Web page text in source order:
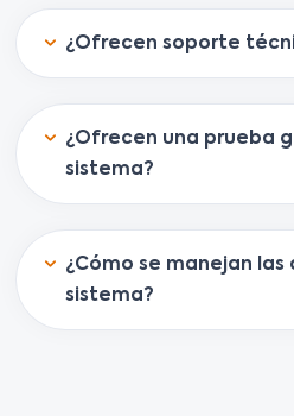
¿Ofrecen soporte
¿Ofrecen una prueba
sistema?
¿Cómo se manejan
sistema?